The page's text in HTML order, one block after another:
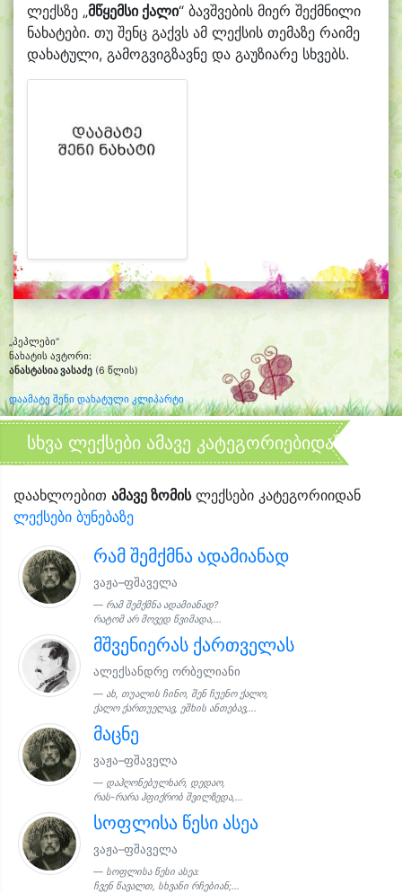
ლექსზე „მწყემსი ქალი“ ბავშვების მიერ შექმნილი
ნახატები. თუ შენც გაქვს ამ ლექსის თემაზე რაიმე
დახატული, გამოგვიგზავნე და გაუზიარე სხვებს.
„პეპლები“
ნახატის ავტორი:
ანასტასია ვასაძე (6 წლის)
დაამატე შენი დახატული კლიპარტი
სხვა ლექსები ამავე კატეგორიებიდან
დაახლოებით ამავე ზომისლექსები კატეგორიიდან
ლექსები ბუნებაზე
რამ შემქმნა ადამიანად
ვაჟა–ფშაველა
რამ შემქმნა ადამიანად?
რატომ არ მოვედ წვიმადა,...
მშვენიერას ქართველას
ალექსანდრე ორბელიანი
ახ, თუალის ჩინო, შენ ჩუენო ქალო,
ქალო ქართუელავ, ეშხის ანთებავ,...
მაცნე
ვაჟა–ფშაველა
დაჰღონებულხარ, დედაო,
რას-რარა ჰფიქრობ შვილზედა,...
სოფლისა წესი ასეა
ვაჟა–ფშაველა
სოფლისა წესი ასეა:
ჩვენ წავალთ, სხვანი რჩებიან;...